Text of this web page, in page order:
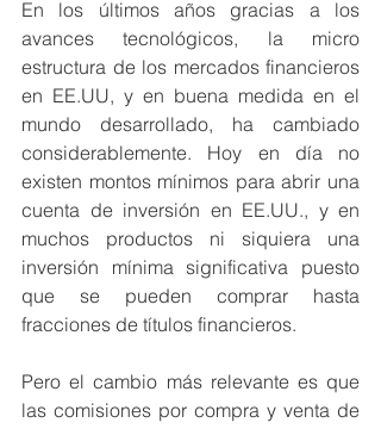
En los últimos años gracias a los
avances tecnológicos, la micro
estructura de los mercados financieros
en EE.UU, y en buena medida en el
mundo desarrollado, ha cambiado
considerablemente. Hoy en día no
existen montos mínimos para abrir una
cuenta de inversión en EE.UU., y en
muchos productos ni siquiera una
inversión mínima significativa puesto
que se pueden comprar hasta
fracciones de títulos financieros.
Pero el cambio más relevante es que
las comisiones por compra y venta de